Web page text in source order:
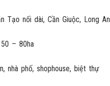
Tạo nối dài, Cần Giuộc, Long An
– 80ha
nhà phố, shophouse, biệt thự